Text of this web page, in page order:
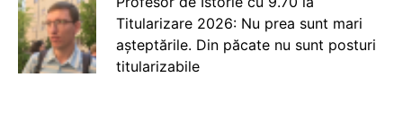
Titularizare 2026: Nu prea sunt mari
așteptările. Din păcate nu sunt posturi
titularizabile